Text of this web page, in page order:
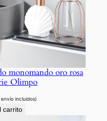
monomando oro rosa
Olimpo
envío incluidos)
carrito